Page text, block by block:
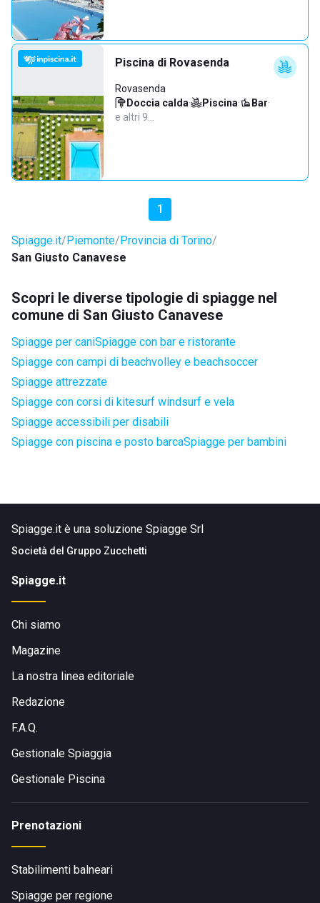
Piscina di Rovasenda
Rovasenda
Doccia calda· Piscina· Bar·
e altri 9…
1
Spiagge.it Piemonte Provincia di Torino
San Giusto Canavese
Scopri le diverse tipologie di spiagge nel
comune di San Giusto Canavese
Spiagge per caniSpiagge con bar e ristorante
Spiagge con campi di beachvolley e beachsoccer
Spiagge attrezzate
Spiagge con corsi di kitesurf windsurf e vela
Spiagge accessibili per disabili
Spiagge con piscina e posto barcaSpiagge per bambini
Spiagge.it è una soluzione Spiagge Srl
Società del Gruppo Zucchetti
Spiagge.it
Chi siamo
Magazine
La nostra linea editoriale
Redazione
F.A.Q.
Gestionale Spiaggia
Gestionale Piscina
Prenotazioni
Stabilimenti balneari
Spiagge per regione